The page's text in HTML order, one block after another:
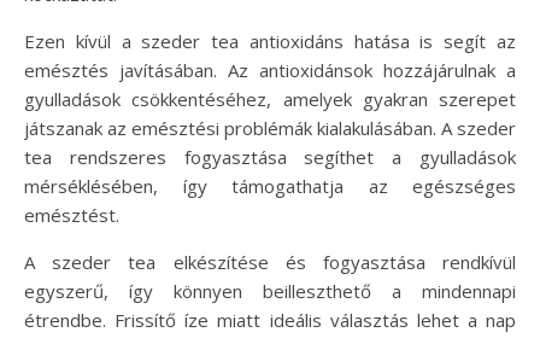
Ezen kívül a szeder tea antioxidáns hatása is segít az
emésztés javításában. Az antioxidánsok hozzájárulnak a
gyulladások csökkentéséhez, amelyek gyakran szerepet
játszanak az emésztési problémák kialakulásában. A szeder
tea rendszeres fogyasztása segíthet a gyulladások
mérséklésében, így támogathatja az egészséges
emésztést.
A szeder tea elkészítése és fogyasztása rendkívül
egyszerű, így könnyen beilleszthető a mindennapi
étrendbe. Frissítő íze miatt ideális választás lehet a nap